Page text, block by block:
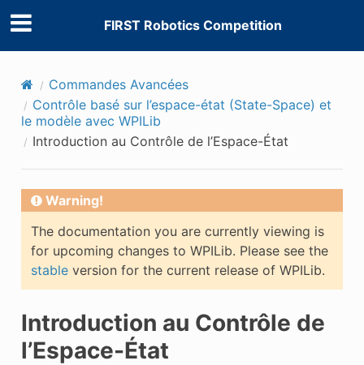
FIRST Robotics Competition
Commandes Avancées
Contrôle basé sur l’espace-état (State-Space) et
le modèle avec WPILib
Introduction au Contrôle de l’Espace-État
Warning!
The documentation you are currently viewing is
for upcoming changes to WPILib. Please see the
stableversion for the current release of WPILib.
Introduction au Contrôle de
l’Espace-État